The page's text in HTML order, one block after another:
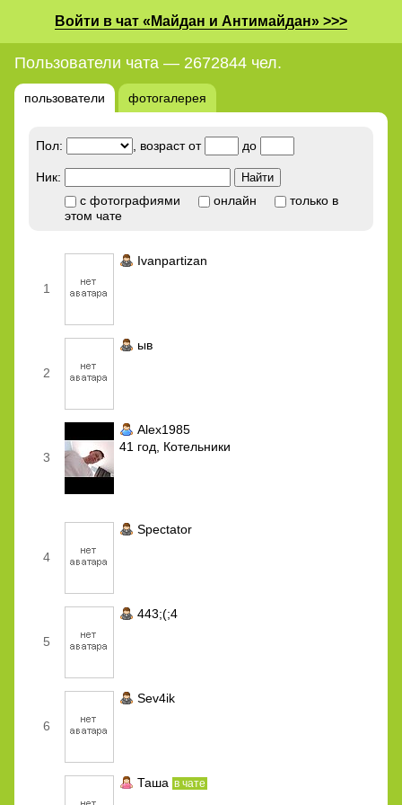
Войти в чат «Майдан и Антимайдан» >>>
Пользователи чата — 2672844 чел.
пользователи фотогалерея
Пол: , возраст от до
Ник:
с фотографиями
онлайн
только в
этом чате
1
Ivanpartizan
2
ыв
3
Alex1985
41 год, Котельники
4
Spectator
5
443;(;4
6
Sev4ik
Таша в чате